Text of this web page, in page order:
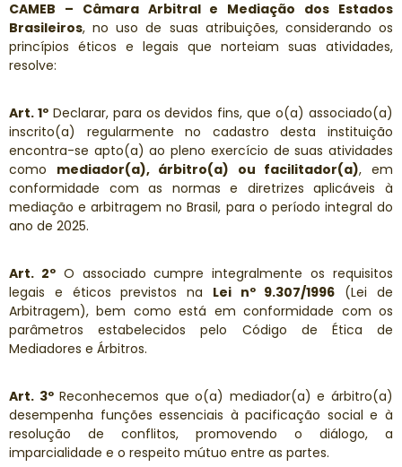
CAMEB – Câmara Arbitral e Mediação dos Estados
Brasileiros, no uso de suas atribuições, considerando os
princípios éticos e legais que norteiam suas atividades,
resolve:
Art. 1ºDeclarar, para os devidos fins, que o(a) associado(a)
inscrito(a) regularmente no cadastro desta instituição
encontra-se apto(a) ao pleno exercício de suas atividades
como mediador(a), árbitro(a) ou facilitador(a), em
conformidade com as normas e diretrizes aplicáveis à
mediação e arbitragem no Brasil, para o período integral do
ano de 2025.
Art. 2ºO associado cumpre integralmente os requisitos
legais e éticos previstos na Lei nº 9.307/1996 (Lei de
Arbitragem), bem como está em conformidade com os
parâmetros estabelecidos pelo Código de Ética de
Mediadores e Árbitros.
Art. 3ºReconhecemos que o(a) mediador(a) e árbitro(a)
desempenha funções essenciais à pacificação social e à
resolução de conflitos, promovendo o diálogo, a
imparcialidade e o respeito mútuo entre as partes.